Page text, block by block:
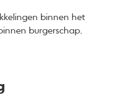
binnen het
burgerschap.